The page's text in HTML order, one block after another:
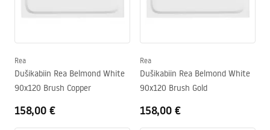
Rea
Dušikabiin Rea Belmond White
90x120 Brush Copper
158,00 €
Rea
Dušikabiin Rea Belmond White
90x120 Brush Gold
158,00 €